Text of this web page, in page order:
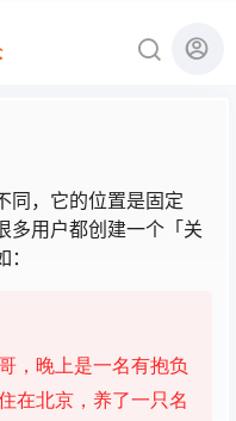
同，它的位置是固定
多用户都创建一个「关
，晚上是一名有抱负
在北京，养了一只名